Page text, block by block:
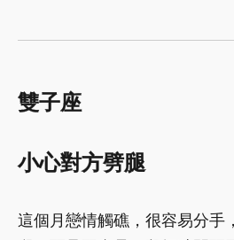
雙子座
小心對方劈腿
這個月戀情觸礁，很容易分手